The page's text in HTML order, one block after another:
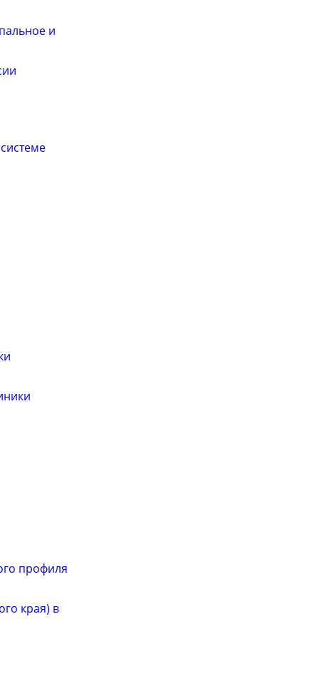
и
профиля
края) в